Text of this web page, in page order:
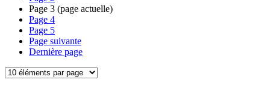
Page 3 (page actuelle)
Page 4
Page 5
Page suivante
Dernière page